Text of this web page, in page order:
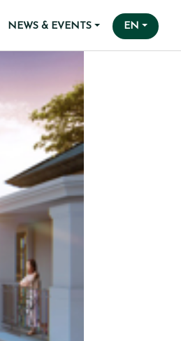
NEWS & EVENTS EN